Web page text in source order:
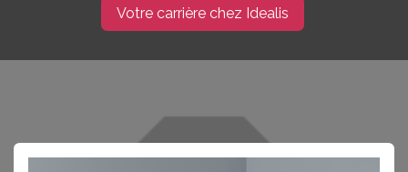
Votre carrière chez I​​d​​​​ealis